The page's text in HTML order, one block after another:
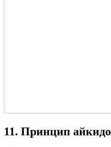
11. Принцип айкидо